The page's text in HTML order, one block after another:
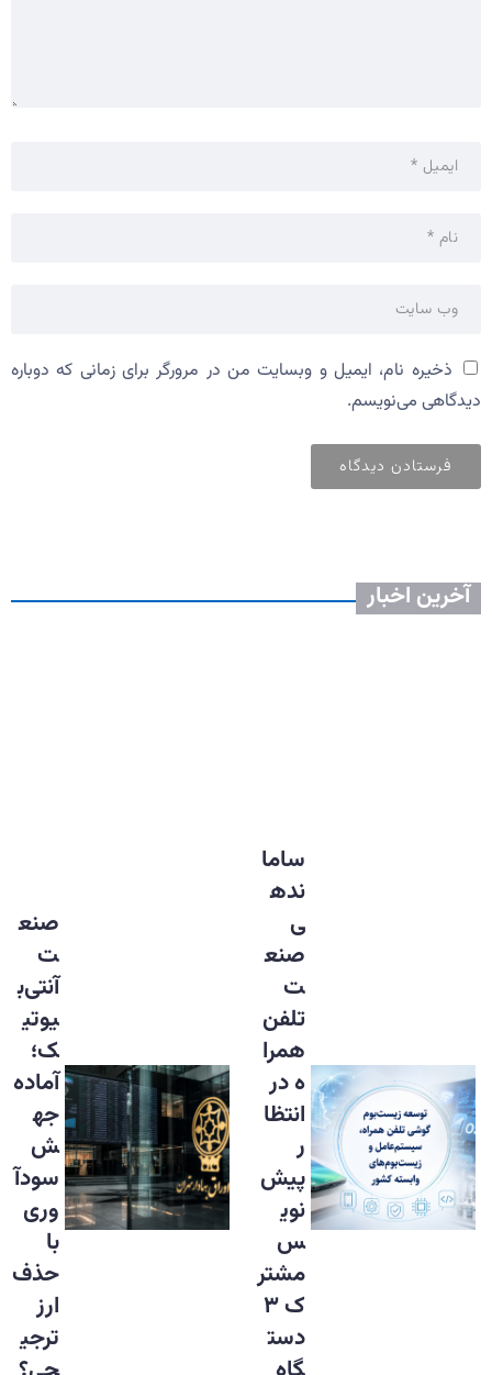
ذخیره نام، ایمیل و وبسایت من در مرورگر برای زمانی که دوباره
دیدگاهی می‌نویسم.
آخرین اخبار
ساما
نده
ی
صنع
ت
تلفن
همرا
ه در
انتظا
ر
پیش‌
نوی
س
مشتر
ک ۳
دست
صنع
ت
آنتی‌ب
یوتی
ک؛
آماده
جه
ش
سودآ
وری
با
حذف
ارز
ترجی